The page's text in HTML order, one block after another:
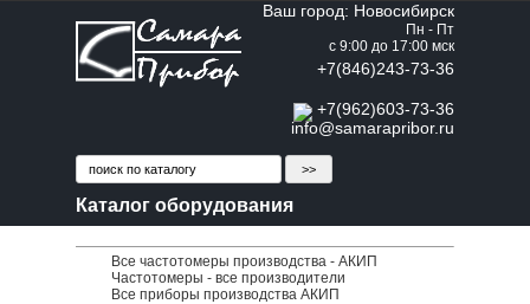
Ваш город: Новосибирск
Пн - Пт
с 9:00 до 17:00 мск
+7(846)243-73-36
+7(962)603-73-36
info@samarapribor.ru
Каталог оборудования
Все частотомеры производства - АКИП
Частотомеры - все производители
Все приборы производства АКИП